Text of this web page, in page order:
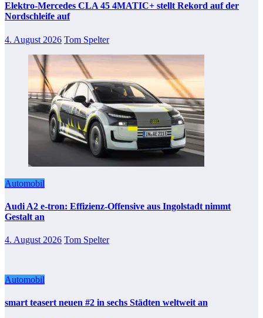
Elektro-Mercedes CLA 45 4MATIC+ stellt Rekord auf der
Nordschleife auf
4. August 2026 Tom Spelter
Automobil
Audi A2 e-tron: Effizienz-Offensive aus Ingolstadt nimmt
Gestalt an
4. August 2026 Tom Spelter
Automobil
smart teasert neuen #2 in sechs Städten weltweit an